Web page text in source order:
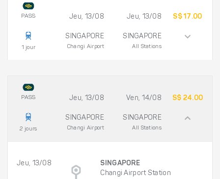
PASS
1 jour
Jeu, 13/08
SINGAPORE
Changi Airport
Jeu, 13/08
SINGAPORE
All Stations
S$ 17.00
PASS
2 jours
Jeu, 13/08
SINGAPORE
Changi Airport
Ven, 14/08
SINGAPORE
All Stations
S$ 24.00
Jeu, 13/08
SINGAPORE
Changi Airport Station